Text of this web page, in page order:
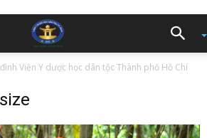
Viện Y dược học dân tộc Thành phố Hồ Chí